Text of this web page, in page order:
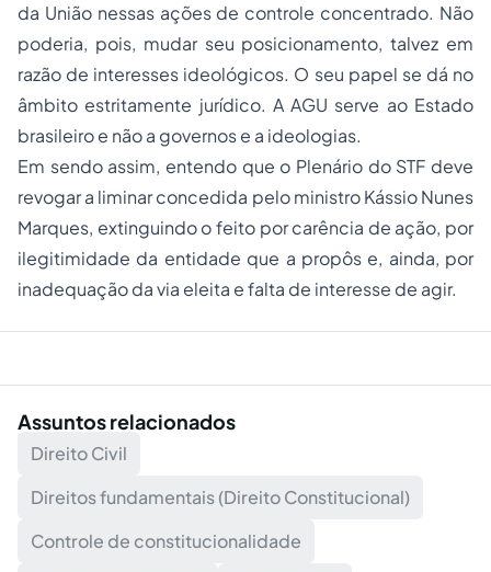
da União nessas ações de controle concentrado. Não
poderia, pois, mudar seu posicionamento, talvez em
razão de interesses ideológicos. O seu papel se dá no
âmbito estritamente jurídico. A AGU serve ao Estado
brasileiro e não a governos e a ideologias.
Em sendo assim, entendo que o Plenário do STF deve
revogar a liminar concedida pelo ministro Kássio Nunes
Marques, extinguindo o feito por carência de ação, por
ilegitimidade da entidade que a propôs e, ainda, por
inadequação da via eleita e falta de interesse de agir.
Assuntos relacionados
Direito Civil
Direitos fundamentais (Direito Constitucional)
Controle de constitucionalidade